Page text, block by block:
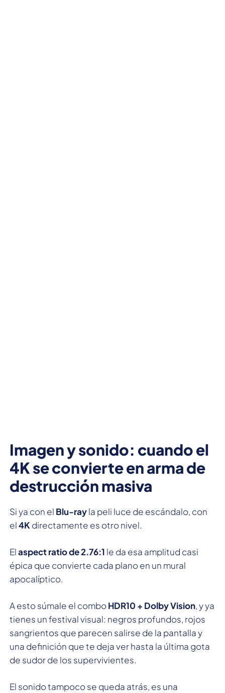
Imagen y sonido: cuando el
4K se convierte en arma de
destrucción masiva
Si ya con el Blu-rayla peli luce de escándalo, con
el4K directamente es otro nivel.
Elaspect ratio de 2.76:1 le da esa amplitud casi
épica que convierte cada plano en un mural
apocalíptico.
A esto súmale el comboHDR10 + Dolby Vision, y ya
tienes un festival visual: negros profundos, rojos
sangrientos que parecen salirse de la pantalla y
una definición que te deja ver hasta la última gota
de sudor de los supervivientes.
El sonido tampoco se queda atrás, es una